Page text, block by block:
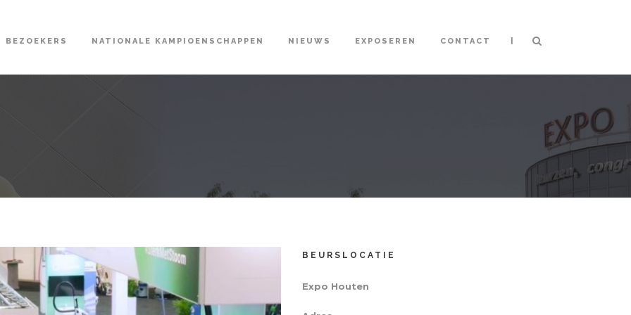
BEZOEKERS NATIONALE KAMPIOENSCHAPPEN NIEUWS EXPOSEREN CONTACT |
BEURSLOCATIE
Expo Houten